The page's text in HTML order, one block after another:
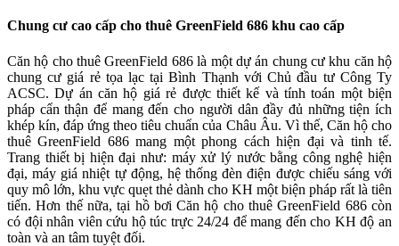
Chung cư cao cấp cho thuê GreenField 686 khu cao cấp
Căn hộ cho thuê GreenField 686 là một dự án chung cư khu căn hộ
chung cư giá rẻ tọa lạc tại Bình Thạnh với Chủ đầu tư Công Ty
ACSC. Dự án căn hộ giá rẻ được thiết kế và tính toán một biện
pháp cẩn thận để mang đến cho người dân đầy đủ những tiện ích
khép kín, đáp ứng theo tiêu chuẩn của Châu Âu. Vì thế, Căn hộ cho
thuê GreenField 686 mang một phong cách hiện đại và tinh tế.
Trang thiết bị hiện đại như: máy xử lý nước bằng công nghệ hiện
đại, máy giá nhiệt tự động, hệ thống đèn điện được chiếu sáng với
quy mô lớn, khu vực quẹt thẻ dành cho KH một biện pháp rất là tiên
tiến. Hơn thế nữa, tại hồ bơi Căn hộ cho thuê GreenField 686 còn
có đội nhân viên cứu hộ túc trực 24/24 để mang đến cho KH độ an
toàn và an tâm tuyệt đối.